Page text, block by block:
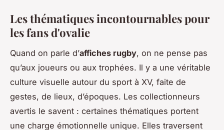
Les thématiques incontournables pour
les fans d'ovalie
Quand on parle d’affiches rugby, on ne pense pas
qu’aux joueurs ou aux trophées. Il y a une véritable
culture visuelle autour du sport à XV, faite de
gestes, de lieux, d’époques. Les collectionneurs
avertis le savent : certaines thématiques portent
une charge émotionnelle unique. Elles traversent